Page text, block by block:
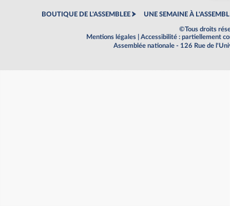
BOUTIQUE DE L'ASSEMBLEE UNE SEMAINE À
©Tous droits
Mentions légales
Accessibilité : partiellement
Assemblée nationale - 126 Rue de